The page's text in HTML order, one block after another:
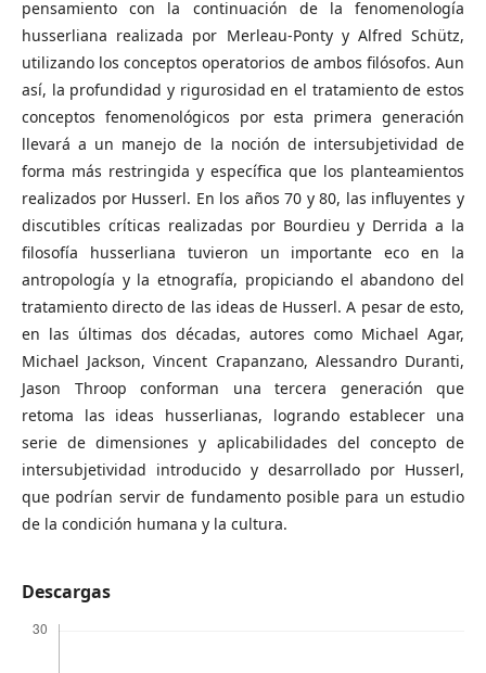
pensamiento con la continuación de la fenomenología
husserliana realizada por Merleau-Ponty y Alfred Schütz,
utilizando los conceptos operatorios de ambos filósofos. Aun
así, la profundidad y rigurosidad en el tratamiento de estos
conceptos fenomenológicos por esta primera generación
llevará a un manejo de la noción de intersubjetividad de
forma más restringida y específica que los planteamientos
realizados por Husserl. En los años 70 y 80, las influyentes y
discutibles críticas realizadas por Bourdieu y Derrida a la
filosofía husserliana tuvieron un importante eco en la
antropología y la etnografía, propiciando el abandono del
tratamiento directo de las ideas de Husserl. A pesar de esto,
en las últimas dos décadas, autores como Michael Agar,
Michael Jackson, Vincent Crapanzano, Alessandro Duranti,
Jason Throop conforman una tercera generación que
retoma las ideas husserlianas, logrando establecer una
serie de dimensiones y aplicabilidades del concepto de
intersubjetividad introducido y desarrollado por Husserl,
que podrían servir de fundamento posible para un estudio
de la condición humana y la cultura.
Descargas